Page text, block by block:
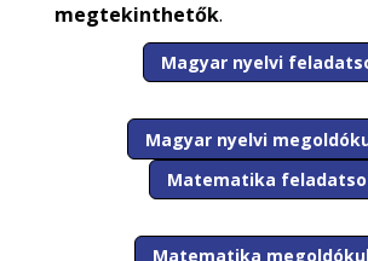
megtekinthetők.
Magyar nyelvi
Magyar nyelvi
Matematika
Matematika